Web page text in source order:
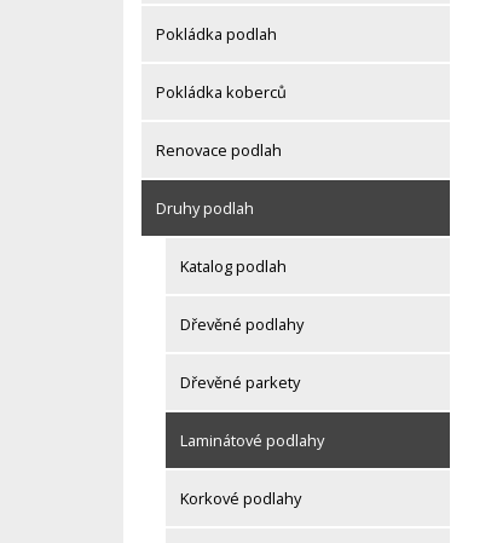
Pokládka podlah
Pokládka koberců
Renovace podlah
Druhy podlah
Katalog podlah
Dřevěné podlahy
Dřevěné parkety
Laminátové podlahy
Korkové podlahy